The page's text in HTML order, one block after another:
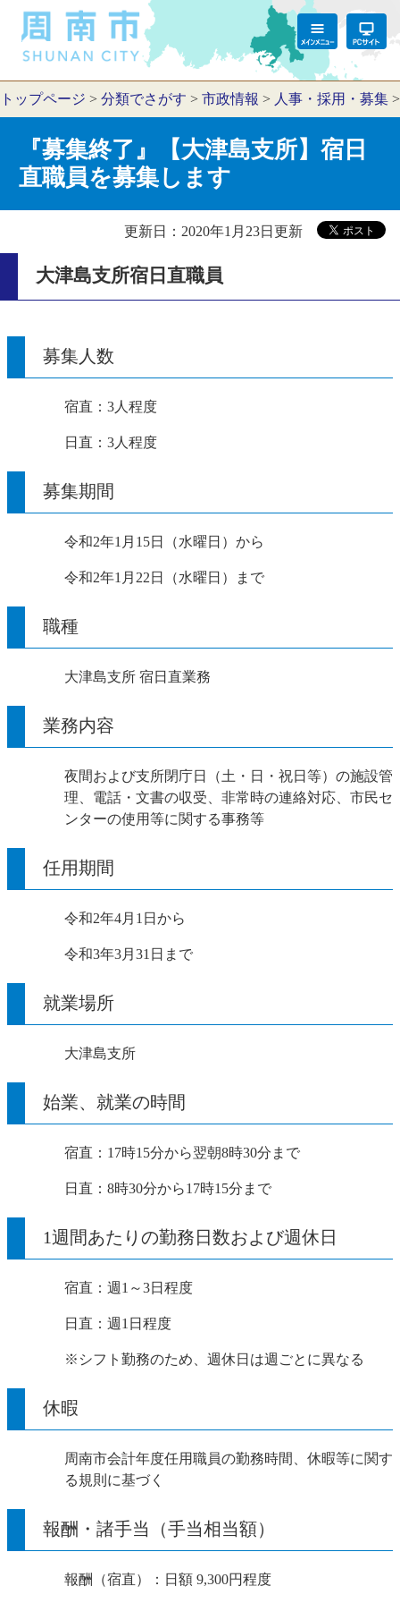
トップページ > 分類でさがす > 市政情報 > 人事・採用・募集
『募集終了』【大津島支所】宿日
直職員を募集します
更新日：2020年1月23日更新
大津島支所宿日直職員
募集人数
宿直：3人程度
日直：3人程度
募集期間
令和2年1月15日（水曜日）から
令和2年1月22日（水曜日）まで
職種
大津島支所 宿日直業務
業務内容
夜間および支所閉庁日（土・日・祝日等）の施設管
理、電話・文書の収受、非常時の連絡対応、市民セ
ンターの使用等に関する事務等
任用期間
令和2年4月1日から
令和3年3月31日まで
就業場所
大津島支所
始業、就業の時間
宿直：17時15分から翌朝8時30分まで
日直：8時30分から17時15分まで
1週間あたりの勤務日数および週休日
宿直：週1～3日程度
日直：週1日程度
※シフト勤務のため、週休日は週ごとに異なる
休暇
周南市会計年度任用職員の勤務時間、休暇等に関す
る規則に基づく
報酬・諸手当（手当相当額）
報酬（宿直）：日額 9,300円程度